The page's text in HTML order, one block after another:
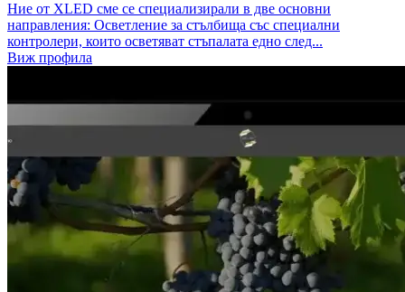
Ние от XLED сме се специализирали в две основни
направления: Осветление за стълбища със специални
контролери, които осветяват стъпалата едно след...
Виж профила